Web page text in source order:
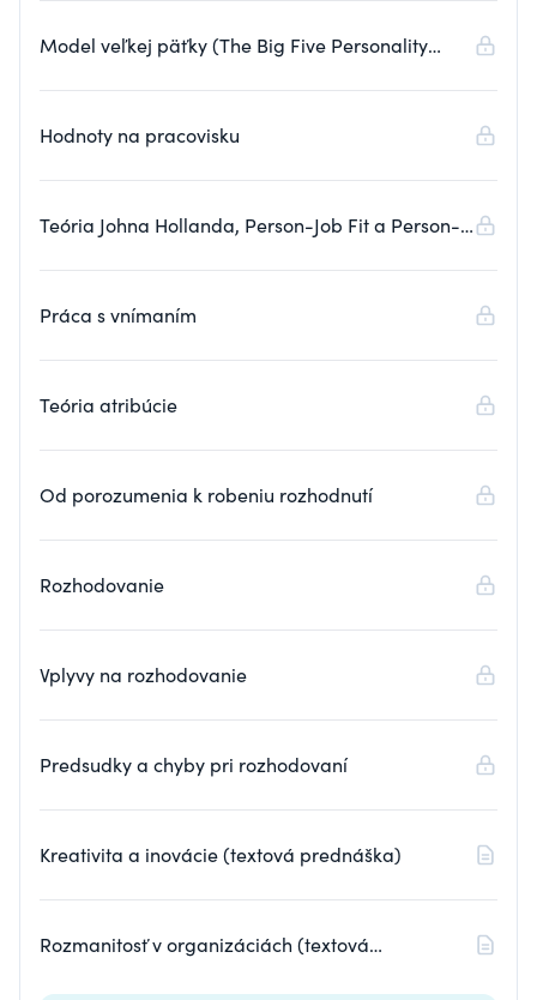
Model veľkej päťky (The Big Five Personality
Hodnoty na pracovisku
Teória Johna Hollanda, Person-Job Fit a Person-
Práca s vnímaním
Teória atribúcie
Od porozumenia k robeniu rozhodnutí
Rozhodovanie
Vplyvy na rozhodovanie
Predsudky a chyby pri rozhodovaní
Kreativita a inovácie (textová prednáška)
Rozmanitosť v organizáciách (textová